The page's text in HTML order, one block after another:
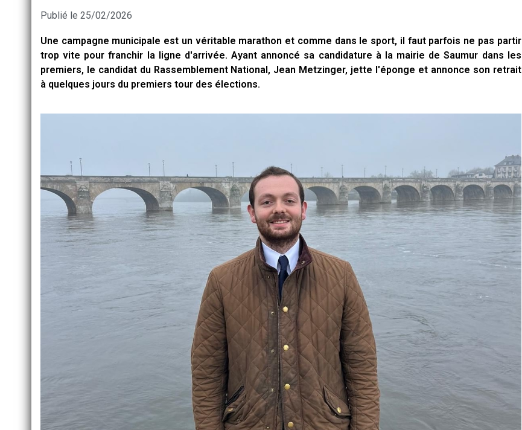
Publié le 25/02/2026
Une campagne municipale est un véritable marathon et comme dans le sport, il faut parfois ne pas partir
trop vite pour franchir la ligne d'arrivée. Ayant annoncé sa candidature à la mairie de Saumur dans les
premiers, le candidat du Rassemblement National, Jean Metzinger, jette l'éponge et annonce son retrait
à quelques jours du premiers tour des élections.